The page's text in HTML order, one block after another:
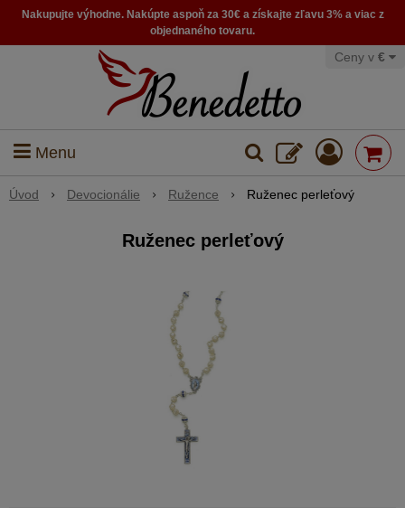
Nakupujte výhodne. Nakúpte aspoň za 30€ a získajte zľavu 3% a viac z
objednaného tovaru.
Menu
Ceny v €
Úvod Devocionálie Ružence Ruženec perleťový
Ruženec perleťový